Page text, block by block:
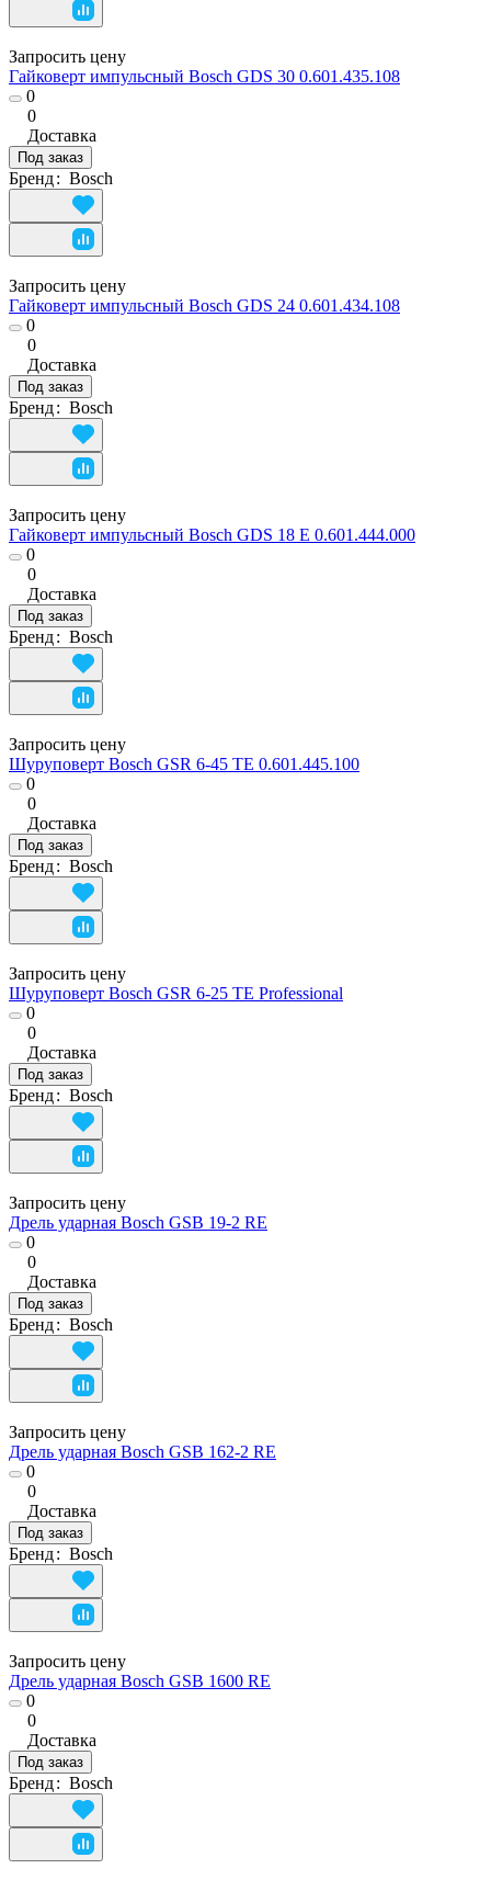
Запросить цену
Гайковерт импульсный Bosch GDS 30 0.601.435.108
0
0
Доставка
Под заказ
Бренд: Bosch
Запросить цену
Гайковерт импульсный Bosch GDS 24 0.601.434.108
0
0
Доставка
Под заказ
Бренд: Bosch
Запросить цену
Гайковерт импульсный Bosch GDS 18 E 0.601.444.000
0
0
Доставка
Под заказ
Бренд: Bosch
Запросить цену
Шуруповерт Bosch GSR 6-45 TE 0.601.445.100
0
0
Доставка
Под заказ
Бренд: Bosch
Запросить цену
Шуруповерт Bosch GSR 6-25 TE Professional
0
0
Доставка
Под заказ
Бренд: Bosch
Запросить цену
Дрель ударная Bosch GSB 19-2 RE
0
0
Доставка
Под заказ
Бренд: Bosch
Запросить цену
Дрель ударная Bosch GSB 162-2 RE
0
0
Доставка
Под заказ
Бренд: Bosch
Запросить цену
Дрель ударная Bosch GSB 1600 RE
0
0
Доставка
Под заказ
Бренд: Bosch